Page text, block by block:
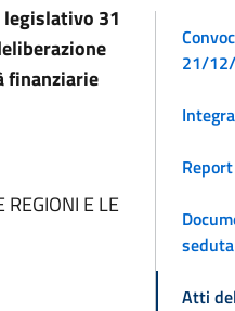
31
finanziarie
REGIONI E LE
21/
Atti